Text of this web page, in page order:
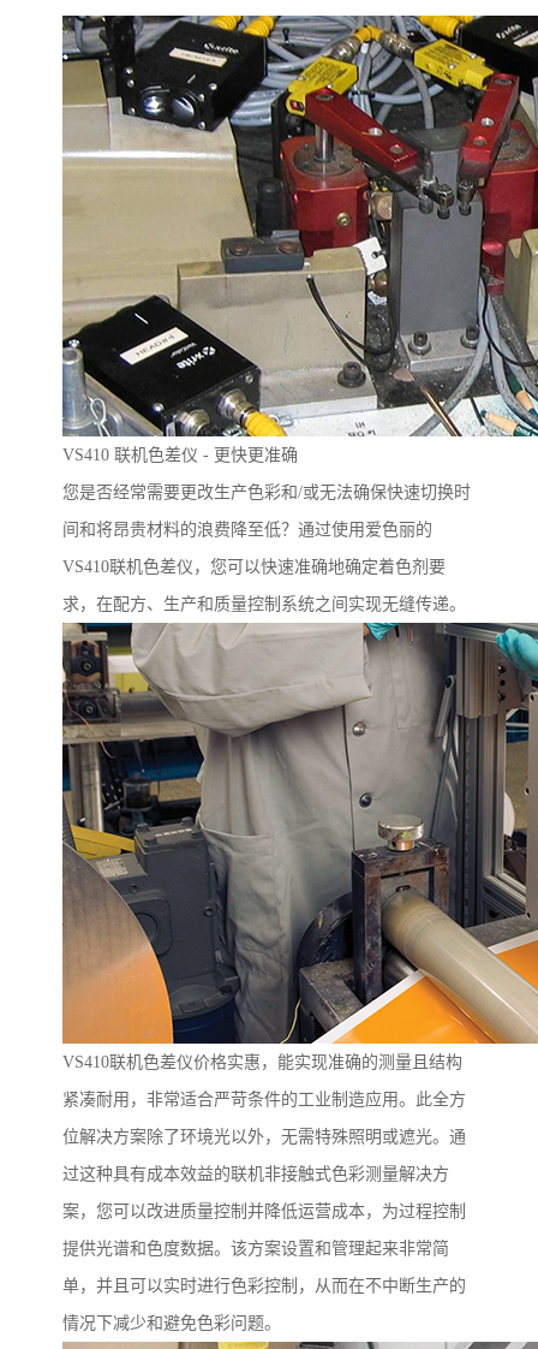
VS410 联机色差仪 - 更快更准确
您是否经常需要更改生产色彩和/或无法确保快速切换时
间和将昂贵材料的浪费降至低？通过使用爱色丽的
VS410联机色差仪，您可以快速准确地确定着色剂要
求，在配方、生产和质量控制系统之间实现无缝传递。
VS410联机色差仪价格实惠，能实现准确的测量且结构
紧凑耐用，非常适合严苛条件的工业制造应用。此全方
位解决方案除了环境光以外，无需特殊照明或遮光。通
过这种具有成本效益的联机非接触式色彩测量解决方
案，您可以改进质量控制并降低运营成本，为过程控制
提供光谱和色度数据。该方案设置和管理起来非常简
单，并且可以实时进行色彩控制，从而在不中断生产的
情况下减少和避免色彩问题。